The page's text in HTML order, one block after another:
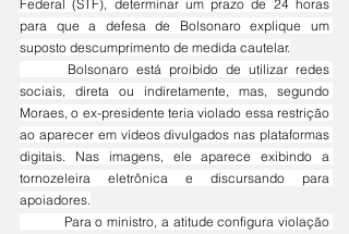
Federal (STF), determinar um prazo de 24 horas
para que a defesa de Bolsonaro explique um
suposto descumprimento de medida cautelar.
sociais, direta ou indiretamente, mas, segundo
Moraes, o ex-presidente teria violado essa restrição
ao aparecer em vídeos divulgados nas plataformas
digitais. Nas imagens, ele aparece exibindo a
tornozeleira eletrônica e discursando para
apoiadores.